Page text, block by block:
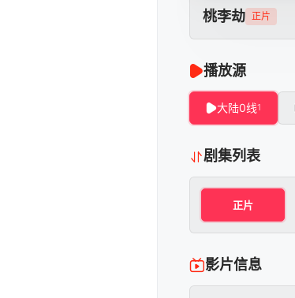
桃李劫 正片
播放源
大陆0线1
剧集列表
正片
影片信息